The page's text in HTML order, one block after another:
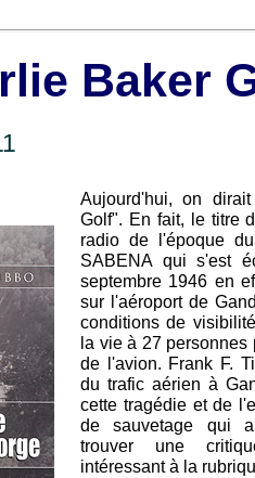
Baker
Aujourd'hui, on
Golf". En fait, le titre
radio de l'époque
SABENA qui s'est
septembre 1946 en
sur l'aéroport de
conditions de
la vie à 27 personnes
de l'avion. Frank F.
du trafic aérien à
cette tragédie et de
de sauvetage qui
trouver une
intéressant à la